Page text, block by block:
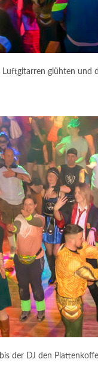
Luftgitarren glühten und
der DJ den